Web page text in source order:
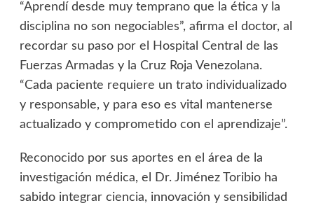
“Aprendí desde muy temprano que la ética y la
disciplina no son negociables”, afirma el doctor, al
recordar su paso por el Hospital Central de las
Fuerzas Armadas y la Cruz Roja Venezolana.
“Cada paciente requiere un trato individualizado
y responsable, y para eso es vital mantenerse
actualizado y comprometido con el aprendizaje”.
Reconocido por sus aportes en el área de la
investigación médica, el Dr. Jiménez Toribio ha
sabido integrar ciencia, innovación y sensibilidad